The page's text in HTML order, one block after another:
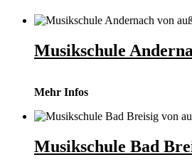
Musikschule
Mehr Infos
Musikschule Bad